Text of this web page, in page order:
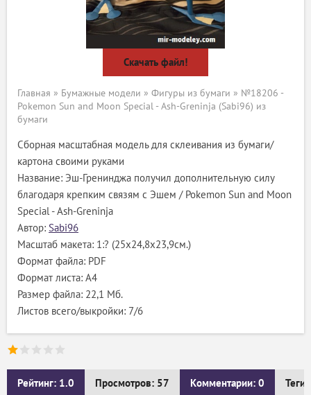
Скачать файл!
Главная » Бумажные модели » Фигуры из бумаги » №18206 -
Pokemon Sun and Moon Special - Ash-Greninja (Sabi96) из
бумаги
Сборная масштабная модель для склеивания из бумаги/
картона своими руками
Название: Эш-Гренинджа получил дополнительную силу
благодаря крепким связям с Эшем / Pokemon Sun and Moon
Special - Ash-Greninja
Автор: Sabi96
Масштаб макета: 1:? (25х24,8х23,9см.)
Формат файла: PDF
Формат листа: А4
Размер файла: 22,1 Мб.
Листов всего/выкройки: 7/6
Рейтинг: 1.0 Просмотров: 57 Комментарии: 0 Теги: